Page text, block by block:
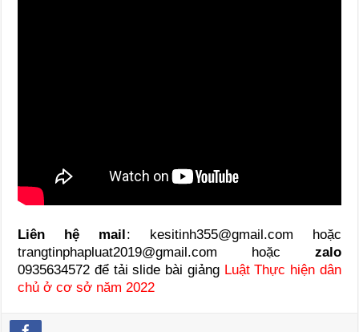
Liên hệ mail: kesitinh355@gmail.com hoặc
trangtinphapluat2019@gmail.com hoặc zalo
0935634572 để tải slide bài giảngLuật Thực hiện dân
chủ ở cơ sở năm 2022